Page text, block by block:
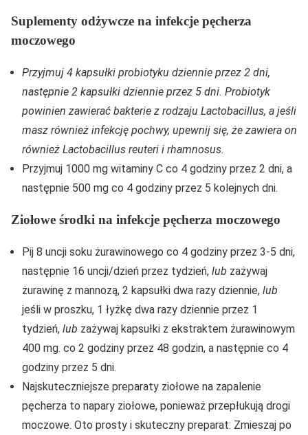
Suplementy odżywcze na infekcje pęcherza
moczowego
Przyjmuj 4 kapsułki probiotyku dziennie przez 2 dni,
następnie 2 kapsułki dziennie przez 5 dni. Probiotyk
powinien zawierać bakterie z rodzaju Lactobacillus, a jeśli
masz również infekcję pochwy, upewnij się, że zawiera on
również Lactobacillus reuteri i rhamnosus.
Przyjmuj 1000 mg witaminy C co 4 godziny przez 2 dni, a
następnie 500 mg co 4 godziny przez 5 kolejnych dni.
Ziołowe środki na infekcje pęcherza moczowego
Pij 8 uncji soku żurawinowego co 4 godziny przez 3-5 dni,
następnie 16 uncji/dzień przez tydzień, lub zażywaj
żurawinę z mannozą, 2 kapsułki dwa razy dziennie, lub
jeśli w proszku, 1 łyżkę dwa razy dziennie przez 1
tydzień, lub zażywaj kapsułki z ekstraktem żurawinowym
400 mg. co 2 godziny przez 48 godzin, a następnie co 4
godziny przez 5 dni.
Najskuteczniejsze preparaty ziołowe na zapalenie
pęcherza to napary ziołowe, ponieważ przepłukują drogi
moczowe. Oto prosty i skuteczny preparat: Zmieszaj po